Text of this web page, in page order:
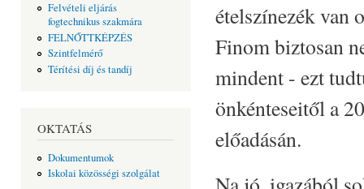
Felvételi eljárás
fogtechnikus szakmára
FELNŐTTKÉPZÉS
Szintfelmérő
Térítési díj és tandíj
OKTATÁS
Dokumentumok
Iskolai közösségi szolgálat
ételszínezék van
Finom biztosan
mindent - ezt
önkénteseitől a
előadásán.